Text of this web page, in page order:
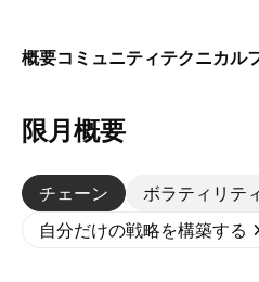
概要コミュニティテクニカル
限月概要
チェーン
ボラティリテ
自分だけの戦略を構築する